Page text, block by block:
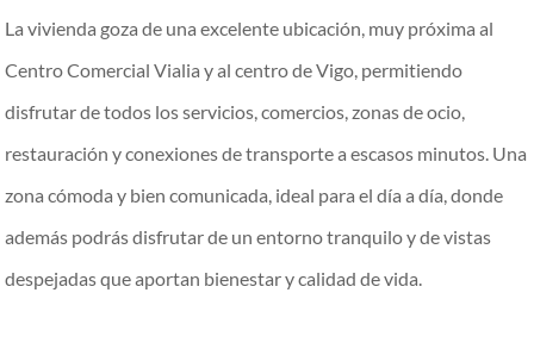
La vivienda goza de una excelente ubicación, muy próxima al
Centro Comercial Vialia y al centro de Vigo, permitiendo
disfrutar de todos los servicios, comercios, zonas de ocio,
restauración y conexiones de transporte a escasos minutos. Una
zona cómoda y bien comunicada, ideal para el día a día, donde
además podrás disfrutar de un entorno tranquilo y de vistas
despejadas que aportan bienestar y calidad de vida.